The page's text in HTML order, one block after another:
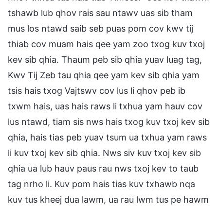
tshawb lub qhov rais sau ntawv uas sib tham
mus los ntawd saib seb puas pom cov kwv tij
thiab cov muam hais qee yam zoo txog kuv txoj
kev sib qhia. Thaum peb sib qhia yuav luag tag,
Kwv Tij Zeb tau qhia qee yam kev sib qhia yam
tsis hais txog Vajtswv cov lus li qhov peb ib
txwm hais, uas hais raws li txhua yam hauv cov
lus ntawd, tiam sis nws hais txog kuv txoj kev sib
qhia, hais tias peb yuav tsum ua txhua yam raws
li kuv txoj kev sib qhia. Nws siv kuv txoj kev sib
qhia ua lub hauv paus rau nws txoj kev to taub
tag nrho li. Kuv pom hais tias kuv txhawb nqa
kuv tus kheej dua lawm, ua rau lwm tus pe hawm